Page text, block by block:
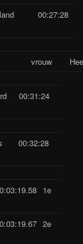
00:27:28
vrouw
00:31:24
00:32:28
1e
2e